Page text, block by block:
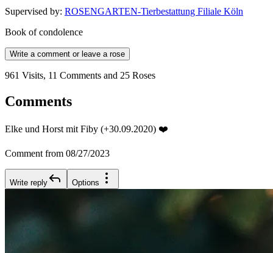
Supervised by: ROSENGARTEN-Tierbestattung Filiale Köln
Book of condolence
Write a comment or leave a rose
961 Visits, 11 Comments and 25 Roses
Comments
Elke und Horst mit Fiby (+30.09.2020) ❤️
Comment from 08/27/2023
Write reply Options